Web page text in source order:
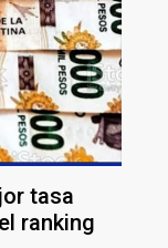
tasa
ranking